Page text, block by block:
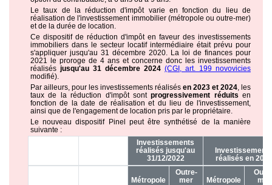
Le taux de la réduction d'impôt varie en fonction du lieu de
réalisation de l'investissement immobilier (métropole ou outre-mer)
et de la durée de location.
Ce dispositif de réduction d'impôt en faveur des investissements
immobiliers dans le secteur locatif intermédiaire était prévu pour
s'appliquer jusqu'au 31 décembre 2020. La loi de finances pour
2021 le proroge de 4 ans et concerne donc les investissements
réalisés jusqu'au 31 décembre 2024 (CGI, art. 199 novovicies
modifié).
Par ailleurs, pour les investissements réalisés en 2023 et 2024, les
taux de la réduction d'impôt sontprogressivement réduits en
fonction de la date de réalisation et du lieu de l'investissement,
ainsi que de l'engagement de location pris par le propriétaire.
Le nouveau dispositif Pinel peut être synthétisé de la manière
suivante :
Investissements
réalisés jusqu'au
31/12/2022
Investissements
réalisés en 2023
Métropole
Outre-
mer
Métropole
mer